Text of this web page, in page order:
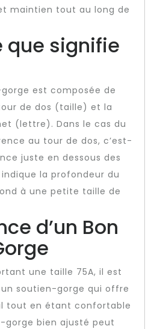
maintien tout au long de
que signifie
est composée de
de dos (taille) et la
(lettre). Dans le cas du
au tour de dos, c’est-
juste en dessous des
indique la profondeur du
à une petite taille de
d’un Bon
une taille 75A, il est
soutien-gorge qui offre
tout en étant confortable
gorge bien ajusté peut